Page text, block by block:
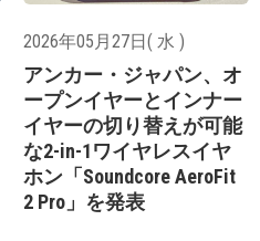
2026年05月27日( 水 )
アンカー・ジャパン、オ
ープンイヤーとインナー
イヤーの切り替えが可能
な2-in-1ワイヤレスイヤ
ホン「Soundcore AeroFit
2 Pro」を発表